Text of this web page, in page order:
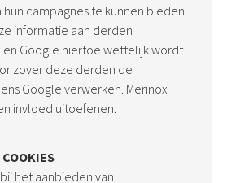
campagnes te kunnen bieden.
informatie aan derden
Google hiertoe wettelijk wordt
zover deze derden de
Google verwerken. Merinox
invloed uitoefenen.
het aanbieden van